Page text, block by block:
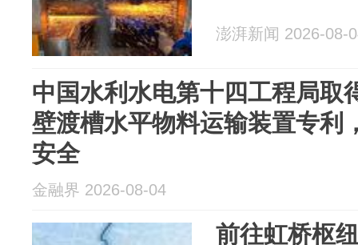
澎湃新闻 2026-08-
中国水利水电第十四工程局取
壁渡槽水平物料运输装置专利
安全
金融界 2026-08-04
前往虹桥枢